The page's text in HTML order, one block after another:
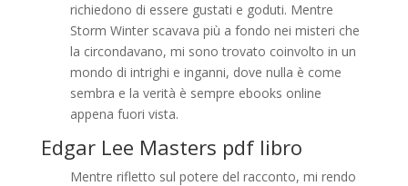
richiedono di essere gustati e goduti. Mentre
Storm Winter scavava più a fondo nei misteri che
la circondavano, mi sono trovato coinvolto in un
mondo di intrighi e inganni, dove nulla è come
sembra e la verità è sempre ebooks online
appena fuori vista.
Edgar Lee Masters pdf libro
Mentre rifletto sul potere del racconto, mi rendo